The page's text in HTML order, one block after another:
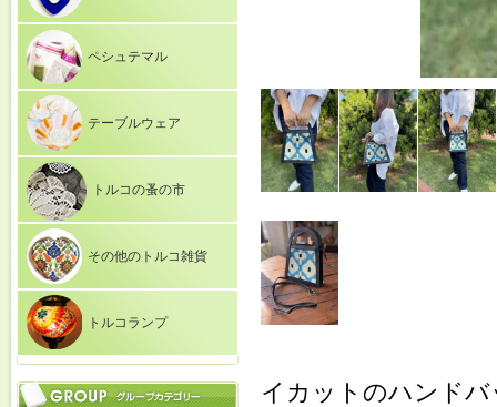
ペシュテマル
テーブルウェア
トルコの蚤の市
その他のトルコ雑貨
トルコランプ
イカットのハンドバ